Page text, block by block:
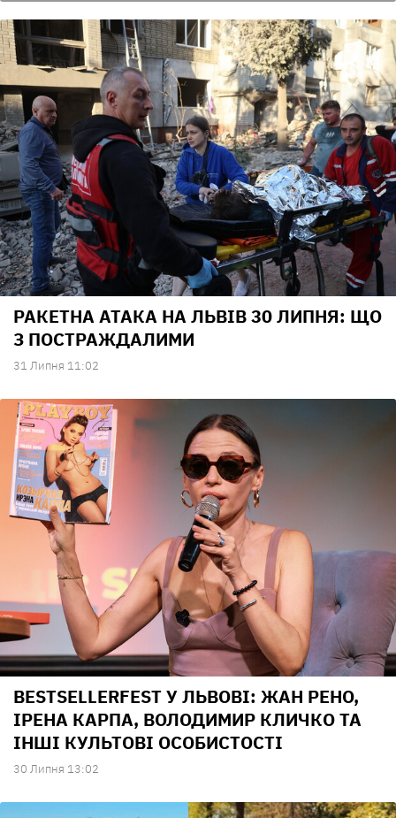
РАКЕТНА АТАКА НА ЛЬВІВ 30 ЛИПНЯ: ЩО
З ПОСТРАЖДАЛИМИ
31 Липня 11:02
BESTSELLERFEST У ЛЬВОВІ: ЖАН РЕНО,
ІРЕНА КАРПА, ВОЛОДИМИР КЛИЧКО ТА
ІНШІ КУЛЬТОВІ ОСОБИСТОСТІ
30 Липня 13:02